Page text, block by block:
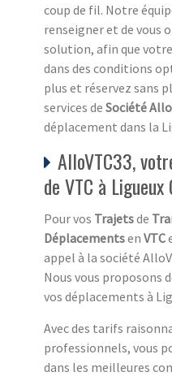
coup de fil. Notre
renseigner et de vous
solution, afin que
dans des conditions
plus et réservez sans
services de Société
déplacement dans la
AlloVTC33,
de VTC à
Pour vos Trajetsde
Déplacementsen VTC
appel à la société
Nous vous proposons
vos déplacements à
Avec des tarifs
professionnels, vous
dans les meilleures